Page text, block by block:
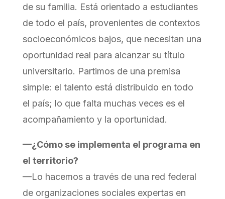
de su familia. Está orientado a estudiantes
de todo el país, provenientes de contextos
socioeconómicos bajos, que necesitan una
oportunidad real para alcanzar su título
universitario. Partimos de una premisa
simple: el talento está distribuido en todo
el país; lo que falta muchas veces es el
acompañamiento y la oportunidad.
—¿Cómo se implementa el programa en
el territorio?
—Lo hacemos a través de una red federal
de organizaciones sociales expertas en